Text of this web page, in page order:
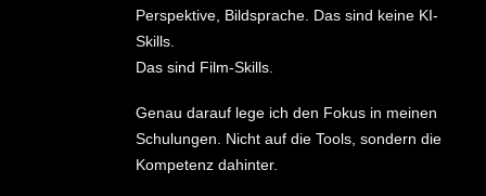
Perspektive, Bildsprache. Das sind keine KI-
Skills.
Das sind Film-Skills.
Genau darauf lege ich den Fokus in meinen
Schulungen. Nicht auf die Tools, sondern die
Kompetenz dahinter.